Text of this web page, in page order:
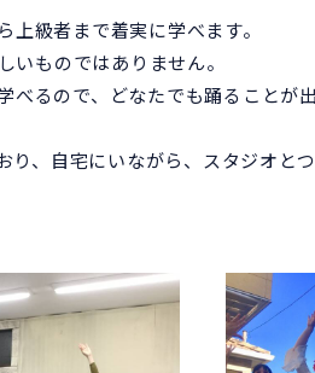
級者まで着実に学べます。
ものではありません。
るので、どなたでも踊ることが出
、自宅にいながら、スタジオと